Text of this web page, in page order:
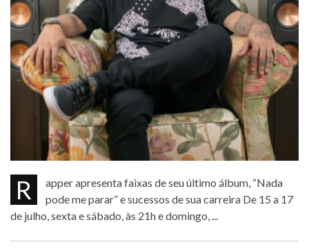
Rapper apresenta faixas de seu último álbum, “Nada
pode me parar” e sucessos de sua carreira De 15 a 17
de julho, sexta e sábado, às 21h e domingo, ...